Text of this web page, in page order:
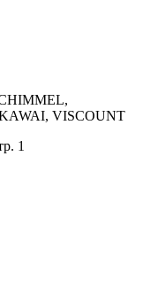
VISCOUNT
1